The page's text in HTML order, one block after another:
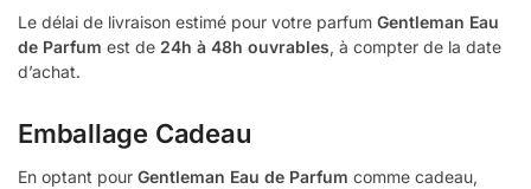
Le délai de livraison estimé pour votre parfum Gentleman Eau
de Parfum est de 24h à 48h ouvrables, à compter de la date
d’achat.
Emballage Cadeau
En optant pour Gentleman Eau de Parfum comme cadeau,